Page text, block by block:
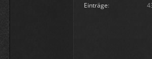
Einträge